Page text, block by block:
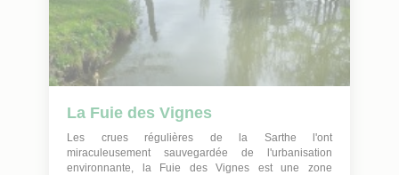
La Fuie des Vignes
Les crues régulières de la Sarthe l'ont
miraculeusement sauvegardée de l'urbanisation
environnante, la Fuie des Vignes est une zone